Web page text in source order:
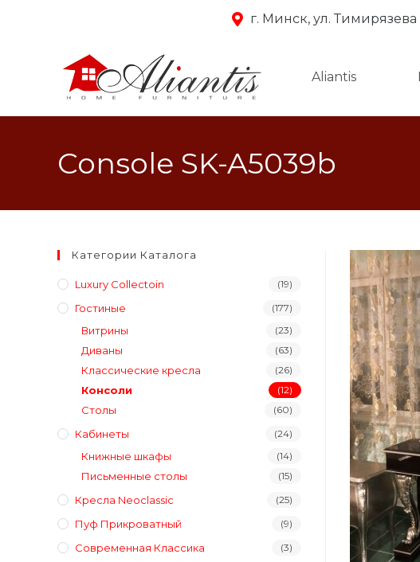
г. Минск, ул. Тимирязева
Aliantis
Console SK-A5039b
Категории Каталога
Luxury Collectoin (19)
Гостиные (177)
Витрины (23)
Диваны (63)
Классические кресла (26)
Консоли (12)
Столы (60)
Кабинеты (24)
Книжные шкафы (14)
Письменные столы (15)
Кресла Neoclassic (25)
Пуф Прикроватный (9)
Современная Классика (3)